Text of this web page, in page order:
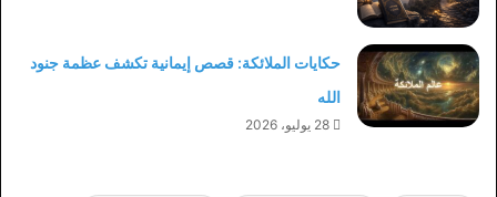
حكايات الملائكة: قصص إيمانية تكشف عظمة جنود
الله
28 يوليو، 2026